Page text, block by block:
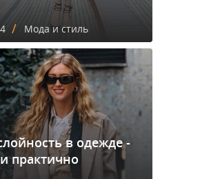
/ Мода и стиль
в одежде -
практично